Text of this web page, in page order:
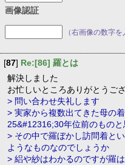
画像認証
（右画像の数字を
[87] Re:[86] 羅とは
解決しました
お忙しいところありがとうご
> 問い合わせ失礼します
> 実家から複数出てきた母の
25&#12316;30年位前のものと
> その中で羅ぼかし訪問着と
ようなものなのでしょうか
> 絽や紗はわかるのですが羅